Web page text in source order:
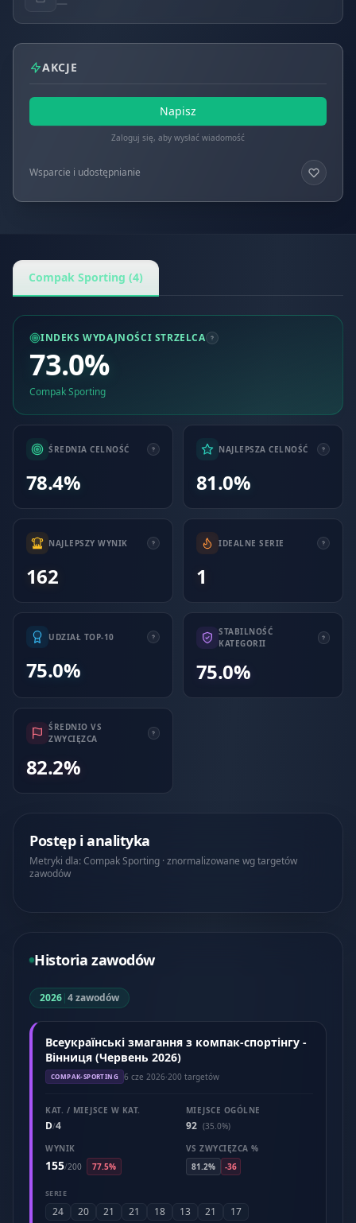
AKCJE
Napisz
Zaloguj się, aby wysłać wiadomość
Wsparcie i udostępnianie
Compak Sporting (4)
INDEKS WYDAJNOŚCI STRZELCA
73.0%
Compak Sporting
ŚREDNIA CELNOŚĆ
78.4%
NAJLEPSZA CELNOŚĆ
81.0%
NAJLEPSZY WYNIK
162
IDEALNE SERIE
1
UDZIAŁ TOP-10
75.0%
STABILNOŚĆ
KATEGORII
75.0%
ŚREDNIO VS
ZWYCIĘZCA
82.2%
Postęp i analityka
Metryki dla: Compak Sporting · znormalizowane wg targetów
zawodów
Historia zawodów
2026|4 zawodów
Всеукраїнські змагання з компак-спортінгу -
Вінниця (Червень 2026)
COMPAK-SPORTING 6 cze 2026·200 targetów
KAT. / MIEJSCE W KAT.
D/4
MIEJSCE OGÓLNE
92 (35.0%)
WYNIK
155/200 77.5%
VS ZWYCIĘZCA %
81.2%
-36
SERIE
24 20 21 21 18 13 21 17